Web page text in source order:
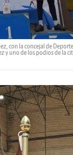
con la concejal de
y uno de los podios de la